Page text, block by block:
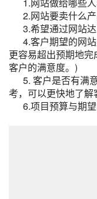
2.网站要卖什么产
3.希望通过网站达
4.客户期望的网站
更容易超出预期地
客户的满意度。)
5. 客户是否有满
考，可以更快地了
6.项目预算与期望